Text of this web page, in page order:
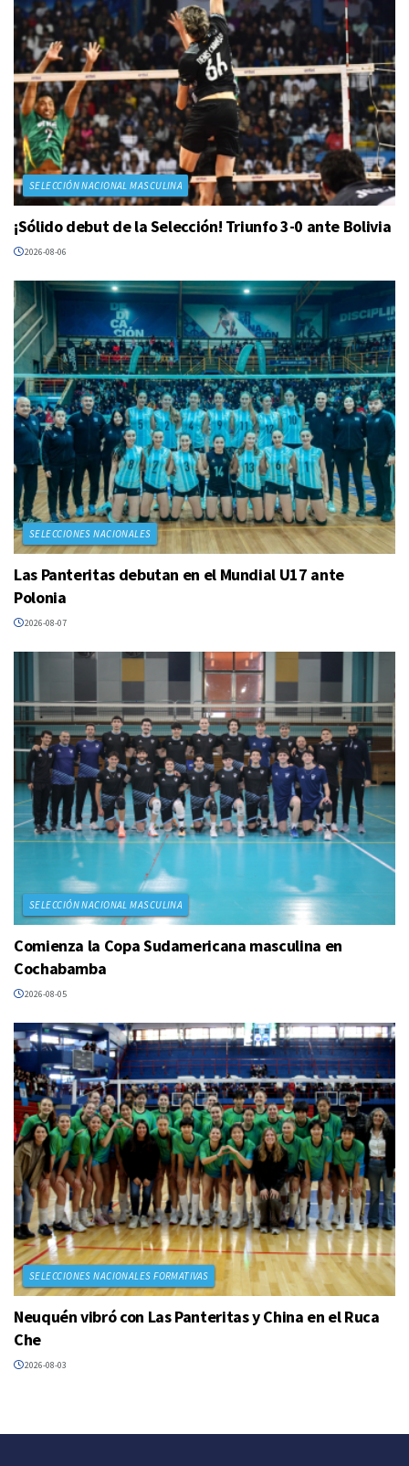
SELECCIÓN NACIONAL MASCULINA
¡Sólido debut de la Selección! Triunfo 3-0 ante Bolivia
2026-08-06
SELECCIONES NACIONALES
Las Panteritas debutan en el Mundial U17 ante
Polonia
2026-08-07
SELECCIÓN NACIONAL MASCULINA
Comienza la Copa Sudamericana masculina en
Cochabamba
2026-08-05
SELECCIONES NACIONALES FORMATIVAS
Neuquén vibró con Las Panteritas y China en el Ruca
Che
2026-08-03